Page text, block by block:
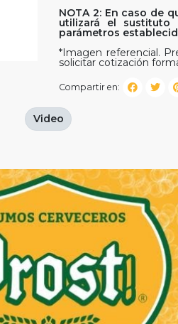
NOTA 2: En caso de
utilizará el
parámetros
*Imagen referencial.
solicitar cotización
Compartir en:
Video